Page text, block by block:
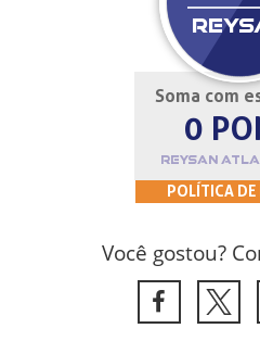
Soma com
0
REYSAN
POLÍTICA DE
Você gostou?